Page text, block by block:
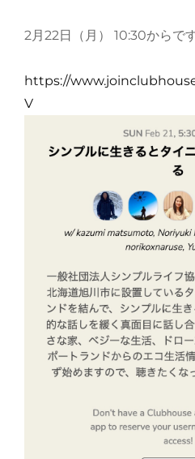
2月22日（月） 10:30からで
https://
V